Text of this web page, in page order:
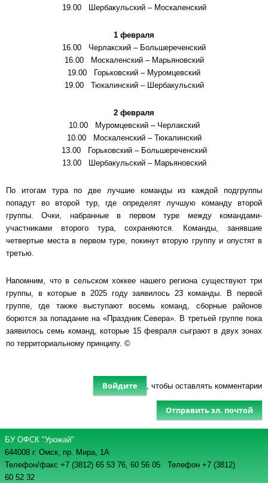
19.00 Шербакульский – Москаленский
1 февраля
16.00 Черлакский – Большереченский
16.00 Москаленский – Марьяновский
19.00 Горьковский – Муромцевский
19.00 Тюкалинский – Шербакульский
2 февраля
10.00 Муромцевский – Черлакский
10.00 Москаленский – Тюкалинский
13.00 Горьковский – Большереченский
13.00 Шербакульский – Марьяновский
По итогам тура по две лучшие команды из каждой подгруппы
попадут во второй тур, где определят лучшую команду второй
группы. Очки, набранные в первом туре между командами-
участниками второго тура, сохраняются. Команды, занявшие
четвертые места в первом туре, покинут вторую группу и опустят в
третью.
Напомним, что в сельском хоккее нашего региона существуют три
группы, в которые в 2025 году заявилось 23 команды. В первой
группе, где также выступают восемь команд, сборные районов
борются за попадание на «Праздник Севера». В третьей группе пока
заявилось семь команд, которые 15 февраля сыграют в двух зонах
по территориальному принципу. ©
Войдите , чтобы оставлять комментарии
Отправить эл. почтой
БУ ОФСК "Урожай"
644008 г. Омск, пр. Мира, 1А
Телефон/факс +7 (3812) 65 53 76, 60 56 05 Телефон +7 (3812)
60 52 32